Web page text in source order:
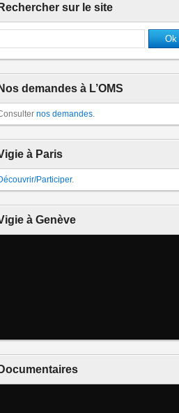
Rechercher sur le site
Nos demandes à L’OMS
nos demandes.
à Paris
Participer.
à Genève
Documentaires